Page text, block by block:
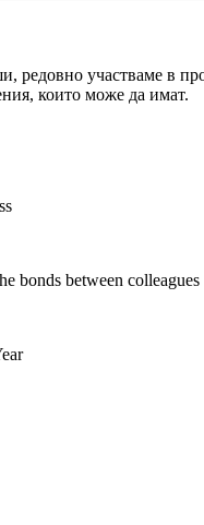
редовно участваме в
които може да имат.